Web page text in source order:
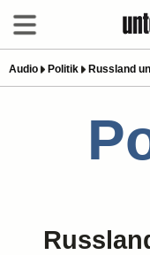
Audio Politik Russland